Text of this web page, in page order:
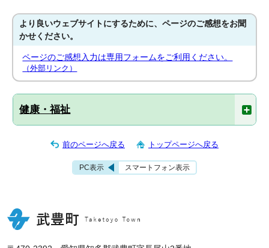
より良いウェブサイトにするために、ページのご感想をお聞
かせください。
ページのご感想入力は専用フォームをご利用ください。
（外部リンク）
健康・福祉
前のページへ戻る トップページへ戻る
PC表示 スマートフォン表示